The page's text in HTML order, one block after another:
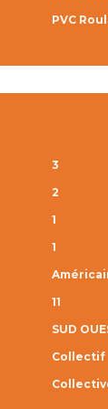
PVC
3
2
1
1
11
SUD
Collectif